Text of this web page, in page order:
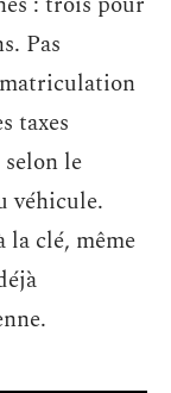
Pas
taxes
le
véhicule.
clé, même